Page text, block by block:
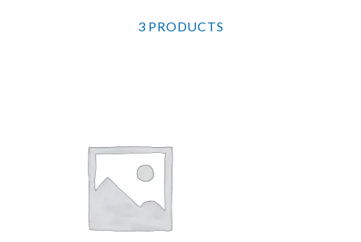
3 PRODUCTS